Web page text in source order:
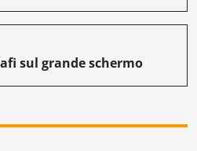
sul grande schermo